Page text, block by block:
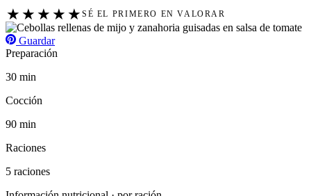
★ ★ ★ ★ ★ SÉ EL PRIMERO EN VALORAR
Guardar
Preparación
30 min
Cocción
90 min
Raciones
5 raciones